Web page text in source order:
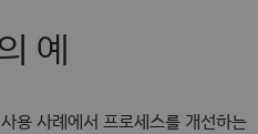
예
용 사례에서 프로세스를 개선하는